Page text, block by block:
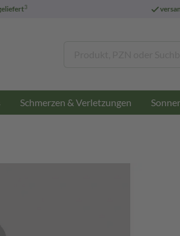
3
Schmerzen & Verletzungen